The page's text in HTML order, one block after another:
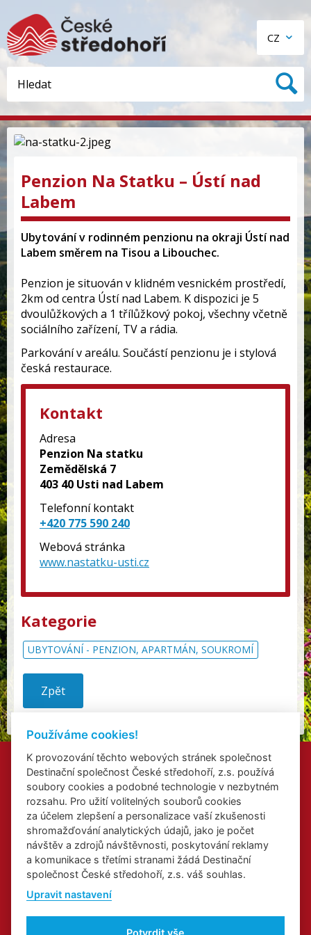
CZ
Penzion Na Statku – Ústí nad
Labem
Ubytování v rodinném penzionu na okraji Ústí nad
Labem směrem na Tisou a Libouchec.
Penzion je situován v klidném vesnickém prostředí,
2km od centra Ústí nad Labem. K dispozici je 5
dvoulůžkových a 1 třílůžkový pokoj, všechny včetně
sociálního zařízení, TV a rádia.
Parkování v areálu. Součástí penzionu je i stylová
česká restaurace.
Kontakt
Adresa
Penzion Na statku
Zemědělská 7
403 40 Usti nad Labem
Telefonní kontakt
+420 775 590 240
Webová stránka
www.nastatku-usti.cz
Kategorie
UBYTOVÁNÍ - PENZION, APARTMÁN, SOUKROMÍ
Zpět
Kontakty
Přidat akci
Přihlášení odběru newsletterů
Cookies
Web o Labské stezce v Ústeckém kraji
Web o kongresové a incentivní turistice v Ústeckém kraji
Regionální značka
Používáme cookies!
K provozování těchto webových stránek společnost
Destinační společnost České středohoří, z.s. používá
soubory cookies a podobné technologie v nezbytném
rozsahu. Pro užití volitelných souborů cookies
za účelem zlepšení a personalizace vaší zkušenosti
shromažďování analytických údajů, jako je počet
návštěv a zdrojů návštěvnosti, poskytování reklamy
a komunikace s třetími stranami žádá Destinační
společnost České středohoří, z.s. váš souhlas.
Upravit nastavení